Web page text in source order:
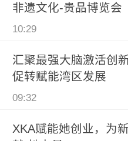
非遗文化-贵品博览会
10:29
汇聚最强大脑激活创
促转赋能湾区发展
09:32
XKA赋能她创业，为